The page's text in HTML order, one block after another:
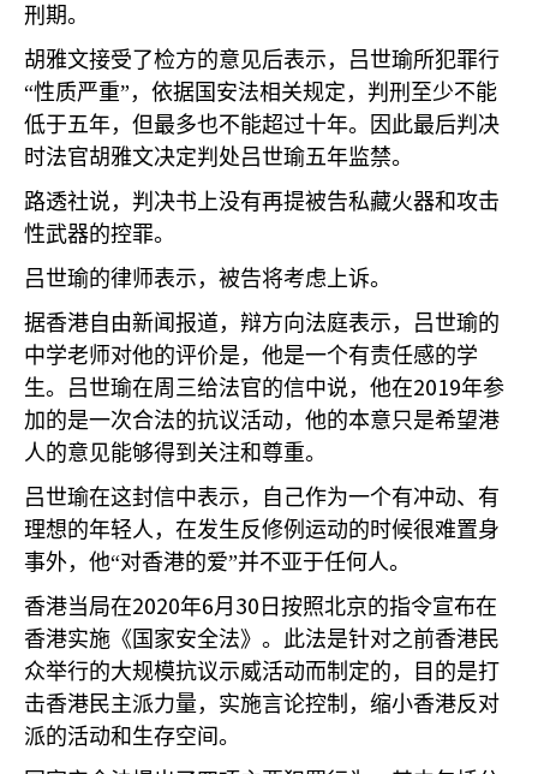
刑期。
胡雅文接受了检方的意见后表示，吕世瑜所犯罪行
“性质严重”，依据国安法相关规定，判刑至少不能
低于五年，但最多也不能超过十年。因此最后判决
时法官胡雅文决定判处吕世瑜五年监禁。
路透社说，判决书上没有再提被告私藏火器和攻击
性武器的控罪。
吕世瑜的律师表示，被告将考虑上诉。
据香港自由新闻报道，辩方向法庭表示，吕世瑜的
中学老师对他的评价是，他是一个有责任感的学
生。吕世瑜在周三给法官的信中说，他在2019年参
加的是一次合法的抗议活动，他的本意只是希望港
人的意见能够得到关注和尊重。
吕世瑜在这封信中表示，自己作为一个有冲动、有
理想的年轻人，在发生反修例运动的时候很难置身
事外，他“对香港的爱”并不亚于任何人。
香港当局在2020年6月 30 日按照北京的指令宣布在
香港实施《国家安全法》。此法是针对之前香港民
众举行的大规模抗议示威活动而制定的，目的是打
击香港民主派力量，实施言论控制，缩小香港反对
派的活动和生存空间。